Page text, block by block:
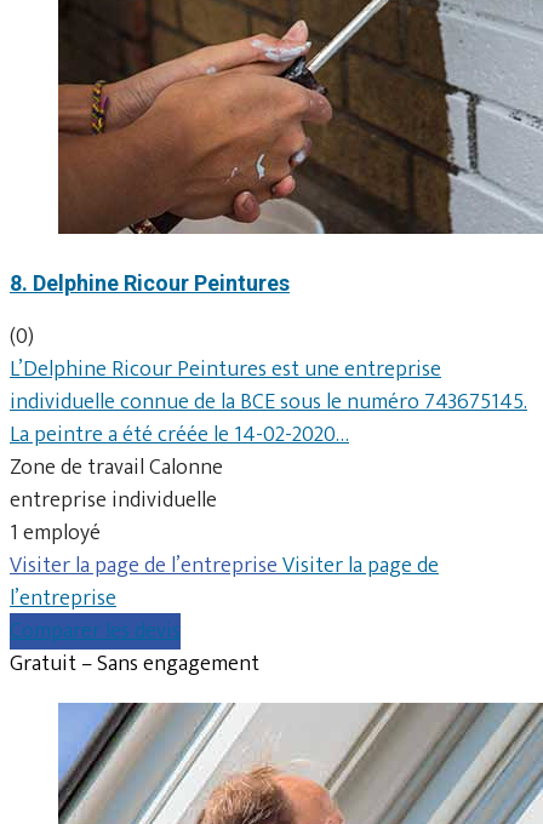
8. Delphine Ricour Peintures
(0)
L’Delphine Ricour Peintures est une entreprise
individuelle connue de la BCE sous le numéro 743675145.
La peintre a été créée le 14-02-2020…
Zone de travail Calonne
entreprise individuelle
1 employé
Visiter la page de l’entrepriseVisiter la page de
l’entreprise
Comparer les devis
Gratuit – Sans engagement